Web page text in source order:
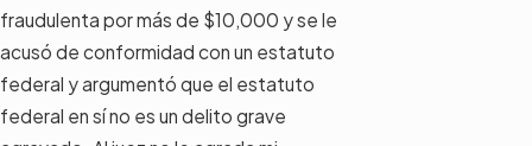
fraudulenta por más de $10,000 y se le
acusó de conformidad con un estatuto
federal y argumentó que el estatuto
federal en sí no es un delito grave